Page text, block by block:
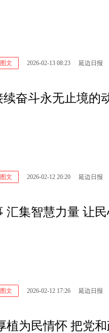
图文 2026-02-13 08:23 延边日报
图文 2026-02-12 20:20 延边日报
汇集智慧力量 让
图文 2026-02-12 17:26 延边日报
植为民情怀 把党